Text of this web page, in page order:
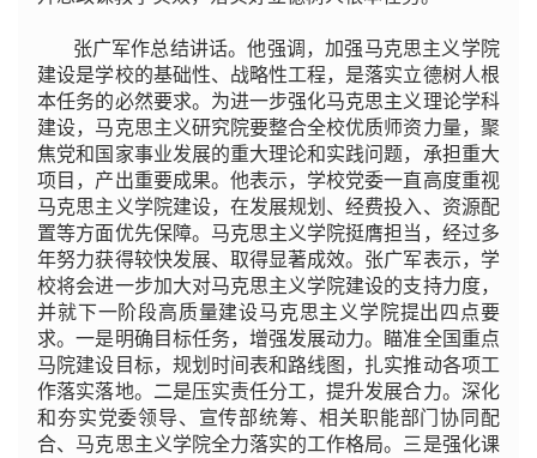
张广军作总结讲话。他强调，加强马克思主义学院
建设是学校的基础性、战略性工程，是落实立德树人根
本任务的必然要求。为进一步强化马克思主义理论学科
建设，马克思主义研究院要整合全校优质师资力量，聚
焦党和国家事业发展的重大理论和实践问题，承担重大
项目，产出重要成果。他表示，学校党委一直高度重视
马克思主义学院建设，在发展规划、经费投入、资源配
置等方面优先保障。马克思主义学院挺膺担当，经过多
年努力获得较快发展、取得显著成效。张广军表示，学
校将会进一步加大对马克思主义学院建设的支持力度，
并就下一阶段高质量建设马克思主义学院提出四点要
求。一是明确目标任务，增强发展动力。瞄准全国重点
马院建设目标，规划时间表和路线图，扎实推动各项工
作落实落地。二是压实责任分工，提升发展合力。深化
和夯实党委领导、宣传部统筹、相关职能部门协同配
合、马克思主义学院全力落实的工作格局。三是强化课